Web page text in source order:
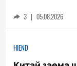
3 | 05.08.2026
HIEND